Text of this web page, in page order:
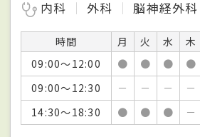
内科
外科 脳神経外科
時間 月 火 水 木
09:00～12:00
● ● ● ●
09:00～12:30
－ － － －
14:30～18:30
● ● ● －